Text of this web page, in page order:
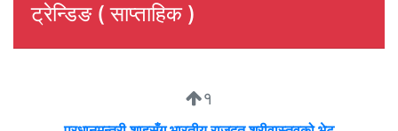
ट्रेन्डिङ ( साप्ताहिक )
१